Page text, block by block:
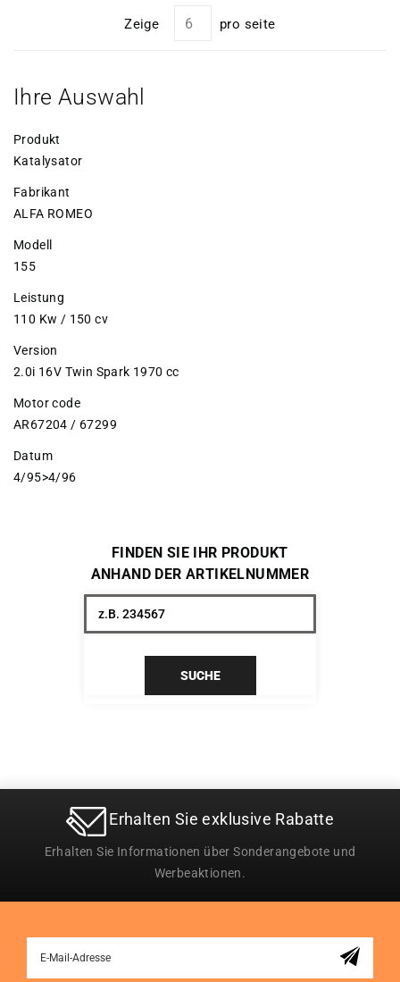
Zeige pro seite
Ihre Auswahl
Produkt
Katalysator
Fabrikant
ALFA ROMEO
Modell
155
Leistung
110 Kw / 150 cv
Version
2.0i 16V Twin Spark 1970 cc
Motor code
AR67204 / 67299
Datum
4/95>4/96
FINDEN SIE IHR PRODUKT
ANHAND DER ARTIKELNUMMER
SUCHE
Erhalten Sie exklusive Rabatte
Erhalten Sie Informationen über Sonderangebote und
Werbeaktionen.